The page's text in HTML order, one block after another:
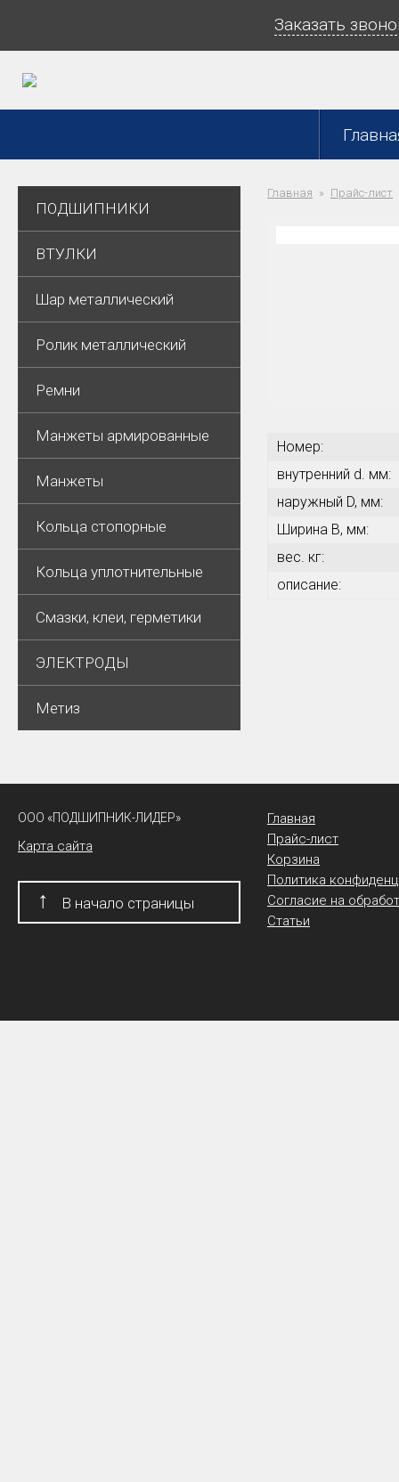
Заказать
ПОДШИПНИКИ
ВТУЛКИ
Шар металлический
Ролик металлический
Ремни
Манжеты армированные
Манжеты
Кольца стопорные
Кольца уплотнительные
Смазки, клеи, герметики
ЭЛЕКТРОДЫ
Метиз
Главная Прайс-лист
Номер:
внутренний d. мм:
наружный D, мм:
Ширина В, мм:
вес. кг:
описание:
ООО «ПОДШИПНИК-ЛИДЕР»
Карта сайта
↑ В начало страницы
Главная
Прайс-лист
Корзина
Политика
Согласие на
Статьи